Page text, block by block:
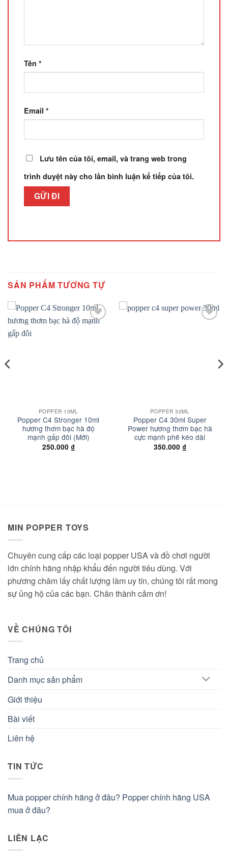
Tên *
Email *
Lưu tên của tôi, email, và trang web trong
trình duyệt này cho lần bình luận kế tiếp của tôi.
SẢN PHẨM TƯƠNG TỰ
Add to
POPPER 10ML
Popper C4 Stronger 10ml
hương thơm bạc hà độ
mạnh gấp đôi (Mới)
250.000 ₫
POPPER 30ML
Popper C4 30ml Super
Power hương thơm bạc hà
cực mạnh phê kéo dài
350.000 ₫
MIN POPPER TOYS
Chuyên cung cấp các loại popper USA và đồ chơi người
lớn chính hãng nhập khẩu đến người tiêu dùng. Với
phương châm lấy chất lượng làm uy tín, chúng tôi rất mong
sự ủng hộ của các bạn. Chân thành cảm ơn!
VỀ CHÚNG TÔI
Trang chủ
Danh mục sản phẩm
Giới thiệu
Bài viết
Liên hệ
TIN TỨC
Mua popper chính hãng ở đâu? Popper chính hãng USA
mua ở đâu?
LIÊN LẠC